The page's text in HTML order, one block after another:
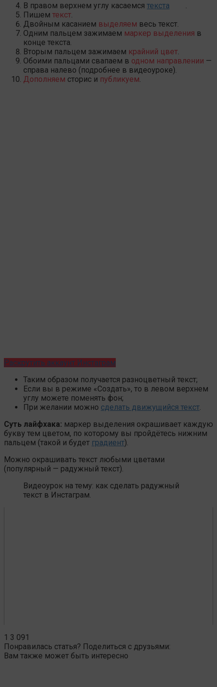
В правом верхнем углу касаемся текста
Пишем текст
Двойным касанием выделяем весь текст.
Одним пальцем зажимаем маркер выделения в
конце текста.
Вторым пальцем зажимаем крайний цвет
Обоими пальцами свапаем в одном направлении —
справа налево (подробнее в видеоуроке).
Дополняем сторис и публикуем
Раскрутить аккаунт Инстаграм
Таким образом получается разноцветный текст;
Если вы в режиме «Создать», то в левом верхнем
углу можете поменять фон;
При желании можно сделать движущийся текст
Суть лайфхака: маркер выделения окрашивает каждую
букву тем цветом, по которому вы пройдётесь нижним
пальцем (такой и будет градиент).
Можно окрашивать текст любыми цветами
(популярный — радужный текст).
Видеоурок на тему: как сделать радужный
текст в Инстаграм.
1 3 091
Понравилась статья? Поделиться с друзьями:
Вам также может быть интересно